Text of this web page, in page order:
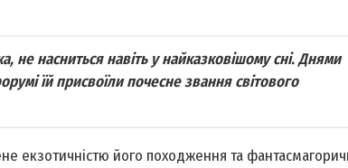
не насниться навіть у найказковішому сні. Днями
їй присвоїли почесне звання світового
екзотичністю його походження та